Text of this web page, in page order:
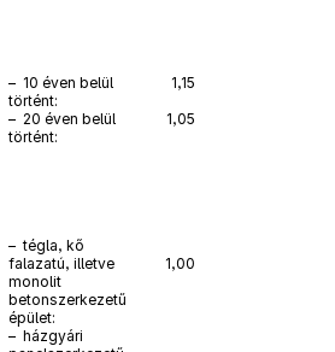
– 10 éven belül
történt:
1,15
– 20 éven belül
történt:
1,05
– tégla, kő
falazatú, illetve
monolit
betonszerkezetű
épület:
1,00
– házgyári